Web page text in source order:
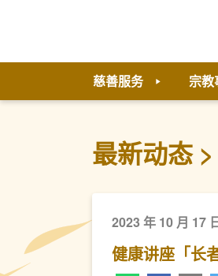
慈善服务 宗
最新动态
2023 年 10 月 17
健康讲座「长